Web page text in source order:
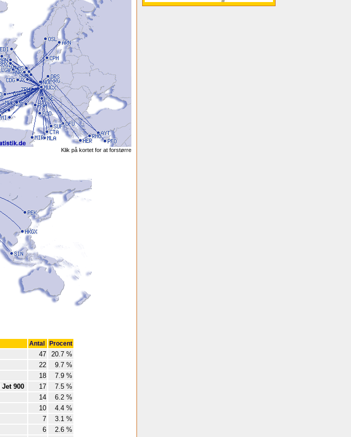
Klik på kortet for at forstørre
Antal Procent
47
20.7 %
22
9.7 %
18
7.9 %
900 17
7.5 %
14
6.2 %
10
4.4 %
7
3.1 %
6
2.6 %